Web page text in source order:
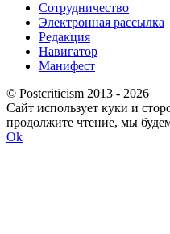
Сотрудничество
Электронная рассылка
Редакция
Навигатор
Манифест
© Postcriticism 2013 - 2026
Сайт использует куки и
продолжите чтение, мы
Ok